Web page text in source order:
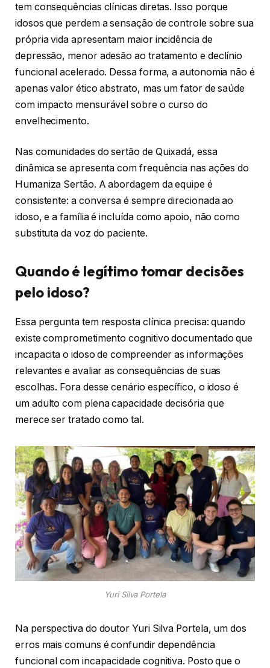
tem consequências clínicas diretas. Isso porque
idosos que perdem a sensação de controle sobre sua
própria vida apresentam maior incidência de
depressão, menor adesão ao tratamento e declínio
funcional acelerado. Dessa forma, a autonomia não é
apenas valor ético abstrato, mas um fator de saúde
com impacto mensurável sobre o curso do
envelhecimento.
Nas comunidades do sertão de Quixadá, essa
dinâmica se apresenta com frequência nas ações do
Humaniza Sertão. A abordagem da equipe é
consistente: a conversa é sempre direcionada ao
idoso, e a família é incluída como apoio, não como
substituta da voz do paciente.
Quando é legítimo tomar decisões
pelo idoso?
Essa pergunta tem resposta clínica precisa: quando
existe comprometimento cognitivo documentado que
incapacita o idoso de compreender as informações
relevantes e avaliar as consequências de suas
escolhas. Fora desse cenário específico, o idoso é
um adulto com plena capacidade decisória que
merece ser tratado como tal.
Yuri Silva Portela
Na perspectiva do doutor Yuri Silva Portela, um dos
erros mais comuns é confundir dependência
funcional com incapacidade cognitiva. Posto que o